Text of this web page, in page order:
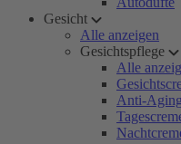
Gesicht
Alle anzeigen
Gesichtspflege
Alle
Anti-